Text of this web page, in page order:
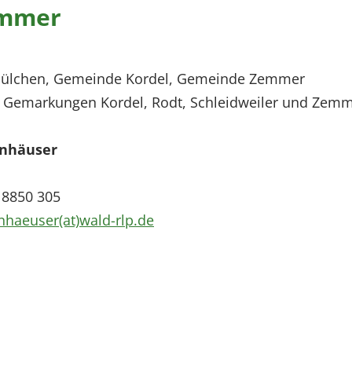
Gemeinde Kordel, Gemeinde Zemmer
Kordel, Rodt, Schleidweiler und
305
rlp.de